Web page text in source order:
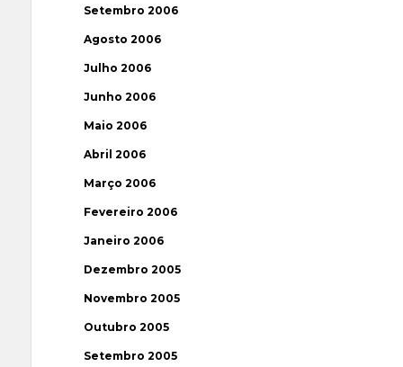
Setembro 2006
Agosto 2006
Julho 2006
Junho 2006
Maio 2006
Abril 2006
Março 2006
Fevereiro 2006
Janeiro 2006
Dezembro 2005
Novembro 2005
Outubro 2005
Setembro 2005